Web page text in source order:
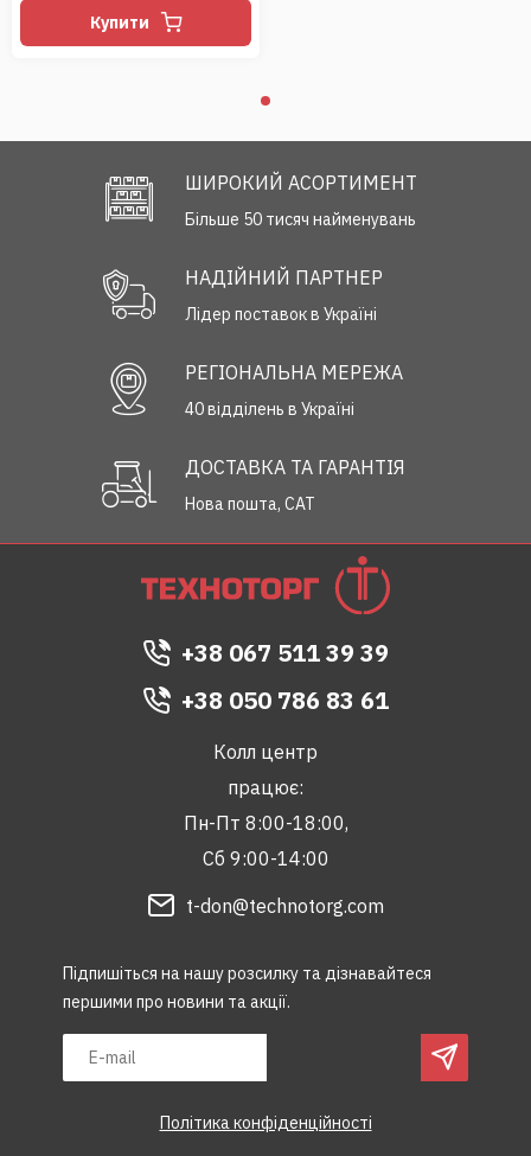
Купити
ШИРОКИЙ АСОРТИМЕНТ
Більше 50 тисяч найменувань
НАДІЙНИЙ ПАРТНЕР
Лідер поставок в Україні
РЕГІОНАЛЬНА МЕРЕЖА
40 відділень в Україні
ДОСТАВКА ТА ГАРАНТІЯ
Нова пошта, САТ
Підпишіться на нашу розсилку та дізнавайтеся
першими про новини та акції.
+38 067 511 39 39
+38 050 786 83 61
Колл центр
працює:
Пн-Пт 8:00-18:00,
Сб 9:00-14:00
t-don@technotorg.com
Політика конфіденційності